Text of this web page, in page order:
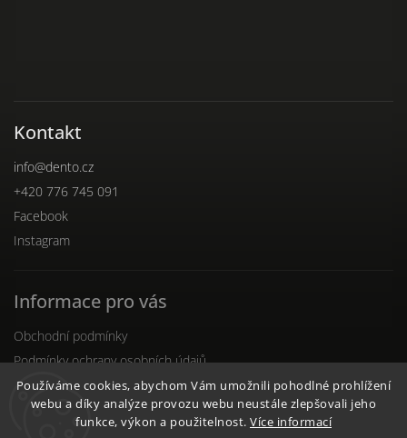
Používáme cookies, abychom Vám umožnili pohodlné prohlížení
webu a díky analýze provozu webu neustále zlepšovali jeho
funkce, výkon a použitelnost. Více informací
Kontakt
info@dento.cz
+420 776 745 091
Facebook
Instagram
Informace pro vás
Obchodní podmínky
Podmínky ochrany osobních údajů
Reklamační řád